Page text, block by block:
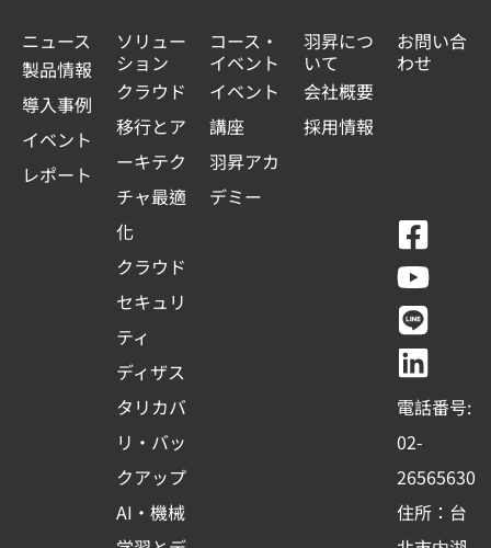
ニュース
製品情報
導入事例
イベント
レポート
ソリュー
ション
クラウド
移行とア
ーキテク
チャ最適
化
クラウド
セキュリ
ティ
ディザス
タリカバ
リ・バッ
クアップ
AI・機械
コース・
イベント
イベント
講座
羽昇アカ
デミー
羽昇につ
いて
会社概要
採用情報
お問い合
わせ
F
a
c
e
b
o
o
k
-
s
Y
o
u
t
u
b
e
L
i
n
e
L
i
n
k
e
d
i
n
電話番号:
02-
26565630
住所：台